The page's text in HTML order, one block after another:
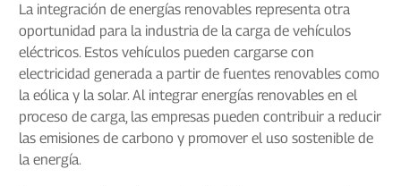
La integración de energías renovables representa otra
oportunidad para la industria de la carga de vehículos
eléctricos. Estos vehículos pueden cargarse con
electricidad generada a partir de fuentes renovables como
la eólica y la solar. Al integrar energías renovables en el
proceso de carga, las empresas pueden contribuir a reducir
las emisiones de carbono y promover el uso sostenible de
la energía.